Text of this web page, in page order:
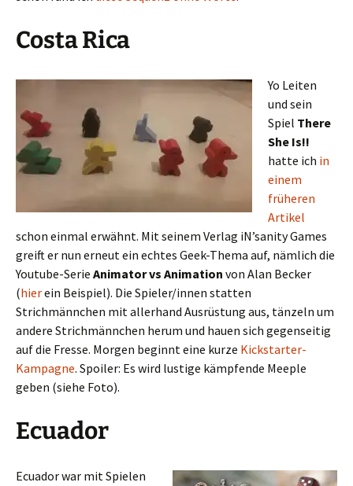
Costa Rica
Yo Leiten
und sein
Spiel There
She Is!!
hatte ich in
einem
früheren
Artikel
schon einmal erwähnt. Mit seinem Verlag iN’sanity Games
greift er nun erneut ein echtes Geek-Thema auf, nämlich die
Youtube-Serie Animator vs Animation von Alan Becker
(hierein Beispiel). Die Spieler/innen statten
Strichmännchen mit allerhand Ausrüstung aus, tänzeln um
andere Strichmännchen herum und hauen sich gegenseitig
auf die Fresse. Morgen beginnt eine kurze Kickstarter-
Kampagne. Spoiler: Es wird lustige kämpfende Meeple
geben (siehe Foto).
Ecuador
Ecuador war mit Spielen